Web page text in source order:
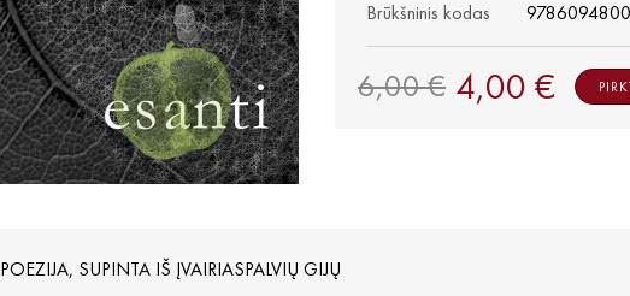
Brūkšninis kodas
6,00 € 4,00 €
POEZIJA, SUPINTA IŠ ĮVAIRIASPALVIŲ GIJŲ